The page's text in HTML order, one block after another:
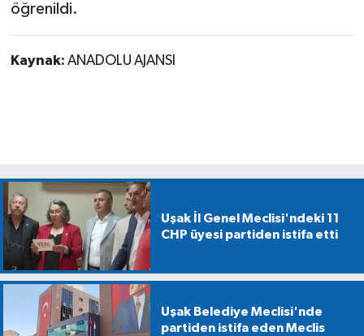
öğrenildi.
Kaynak: ANADOLU AJANSI
Uşak İl Genel Meclisi'ndeki 11
CHP üyesi partiden istifa etti
Uşak Belediye Meclisi'nde
partiden istifa eden Meclis